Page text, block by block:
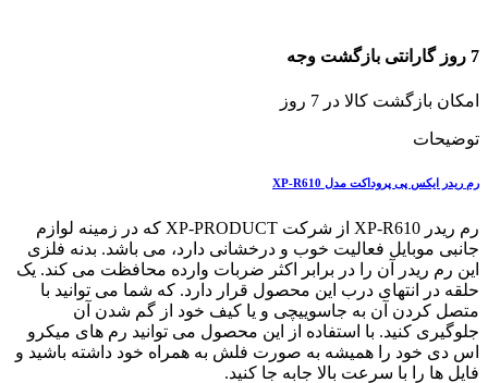
7 روز گارانتی بازگشت وجه
امکان بازگشت کالا در 7 روز
توضیحات
رم ریدر ایکس پی پروداکت مدل XP-R610
رم ریدر XP-R610 از شرکت XP-PRODUCT که در زمینه لوازم
جانبی موبایل فعالیت خوب و درخشانی دارد، می باشد. بدنه فلزی
این رم ریدر آن را در برابر اکثر ضربات وارده محافظت می کند. یک
حلقه در انتهای درب این محصول قرار دارد. که شما می توانید با
متصل کردن آن به جاسوییچی و یا کیف خود از گم شدن آن
جلوگیری کنید. با استفاده از این محصول می توانید رم های میکرو
اس دی خود را همیشه به صورت فلش به همراه خود داشته باشید و
فایل ها را با سرعت بالا جابه جا کنید.